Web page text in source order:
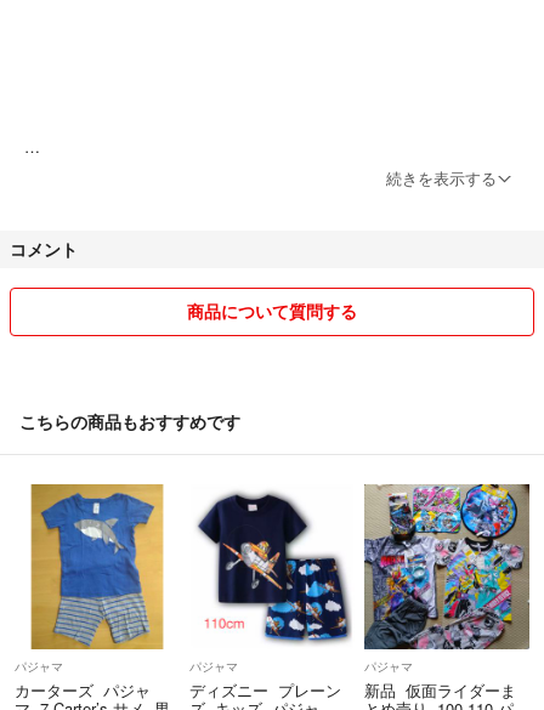
安心して取引できますよう誠意を持って対応させて頂きたいと思ってお
★お手数をおかけ致しますが購入申請を
お願いいたします。
申請が複数人の場合、先に申請を
頂いた方にお譲りしたいと思いますので
ご了承ください。
続きを表示する
コメント
商品について質問する
こちらの商品もおすすめです
パジャマ
カーターズ パジャ
パジャマ
ディズニー プレーン
パジャマ
新品 仮面ライダーま